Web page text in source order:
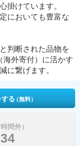
掛けています。
においても豊富な
判断された品物を
海外寄付）に活かす
に繋げます。
る（無料）
間外）